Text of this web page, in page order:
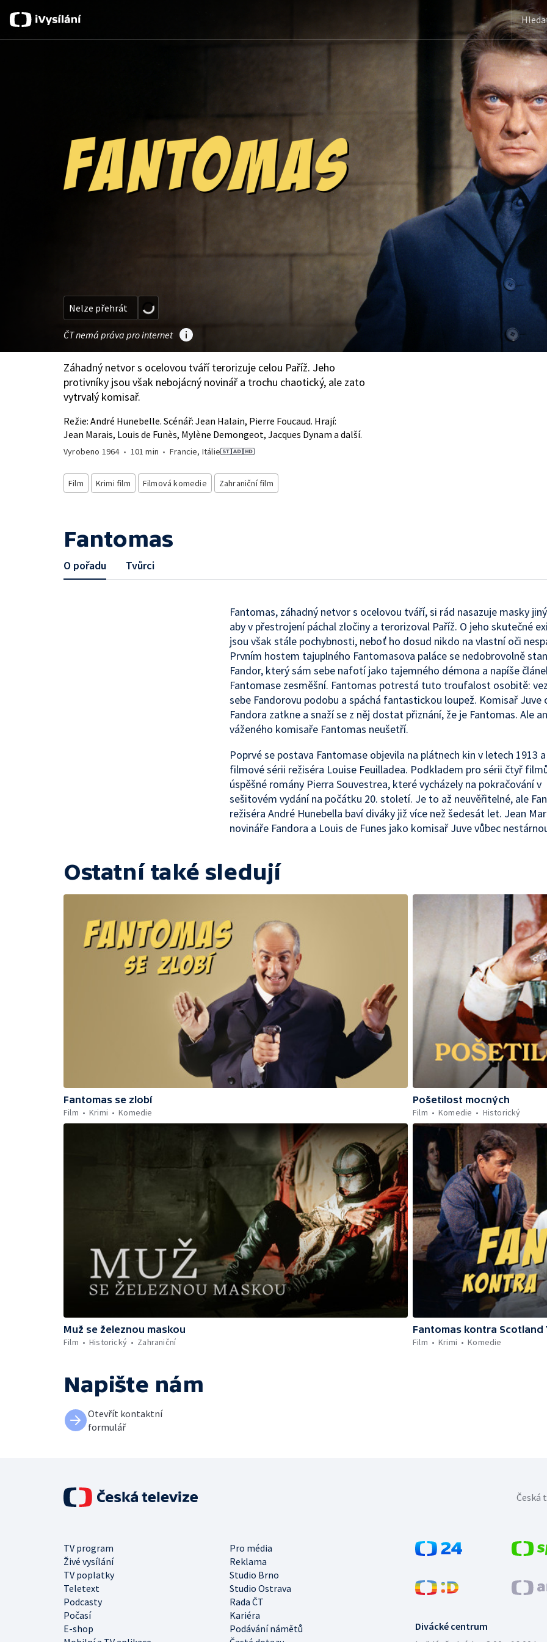
Nelze přehrát
ČT nemá práva pro internet
Záhadný netvor s ocelovou tváří terorizuje celou Paříž. Jeho
protivníky jsou však nebojácný novinář a trochu chaotický, ale zato
vytrvalý komisař.
Režie: André Hunebelle. Scénář: Jean Halain, Pierre Foucaud. Hrají:
Jean Marais, Louis de Funès, Mylène Demongeot, Jacques Dynam a další.
Vyrobeno 1964• 101 min •Francie, Itálie
Film Krimi film Filmová komedie Zahraniční film
Fantomas
O pořadu Tvůrci
Fantomas, záhadný netvor s ocelovou tváří, si rád nasazuje masky
aby v přestrojení páchal zločiny a terorizoval Paříž. O jeho skutečné
jsou však stále pochybnosti, neboť ho dosud nikdo na vlastní oči
Prvním hostem tajuplného Fantomasova paláce se nedobrovolně
Fandor, který sám sebe nafotí jako tajemného démona a napíše
Fantomase zesměšní. Fantomas potrestá tuto troufalost osobitě:
sebe Fandorovu podobu a spáchá fantastickou loupež. Komisař Juve
Fandora zatkne a snaží se z něj dostat přiznání, že je Fantomas. Ale
váženého komisaře Fantomas neušetří.
Poprvé se postava Fantomase objevila na plátnech kin v letech 1913
filmové sérii režiséra Louise Feuilladea. Podkladem pro sérii čtyř
úspěšné romány Pierra Souvestrea, které vycházely na pokračování v
sešitovém vydání na počátku 20. století. Je to až neuvěřitelné, ale
režiséra André Hunebella baví diváky již více než šedesát let. Jean
novináře Fandora a Louis de Funes jako komisař Juve vůbec
Ostatní také sledují
Fantomas se zlobí
Film
Krimi Komedie
Pošetilost mocných
Film
Komedie Historický
Muž se železnou maskou
Film
Historický Zahraniční
Fantomas kontra Scotland
Film
Krimi Komedie
Napište nám
Otevřít kontaktní
formulář
Divácké centrum
TV program
Pro média
Živé vysílání
Reklama
TV poplatky
Studio Brno
Teletext
Studio Ostrava
Podcasty
Rada ČT
Počasí
Kariéra
E-shop
Podávání námětů
Česká